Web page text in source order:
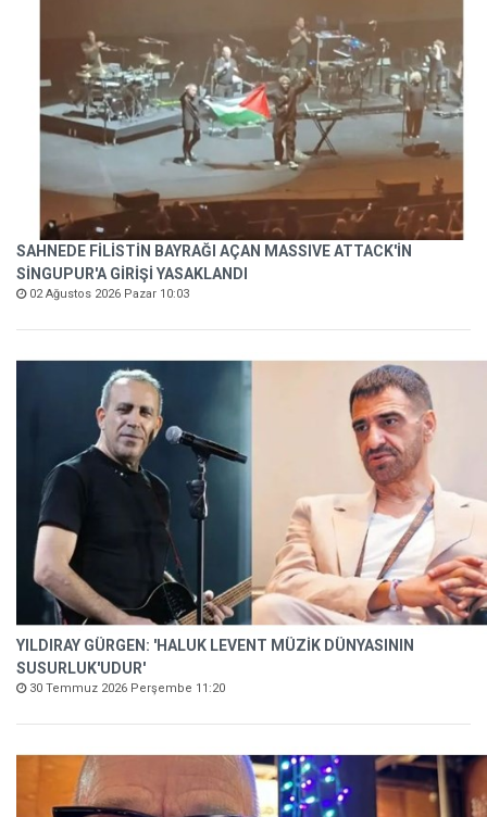
SAHNEDE FİLİSTİN BAYRAĞI AÇAN MASSIVE ATTACK'İN
SİNGUPUR'A GİRİŞİ YASAKLANDI
02 Ağustos 2026 Pazar 10:03
YILDIRAY GÜRGEN: 'HALUK LEVENT MÜZİK DÜNYASININ
SUSURLUK'UDUR'
30 Temmuz 2026 Perşembe 11:20